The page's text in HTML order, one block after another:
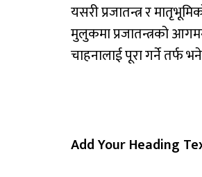
यसरी प्रजातन्त्र र
मुलुकमा प्रजातन्त्रको
चाहनालाई पूरा गर्ने तर्फ
Add Your Heading